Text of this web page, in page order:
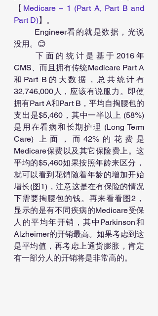
【 Medicare – 1 (Part A, Part B and
Part D)】。
没用。😊
	下面的统计是基于2016年
CMS、而且拥有传统Medicare Part A
和Part B的大数据，总共统计有
32,746,000人，应该有说服力。即使
拥有Part A和Part B，平均自掏腰包的
支出是$5,460，其中一半以上 (58%)
是用在看病和长期护理 (Long Term
Care) 上面，而42%的花费是
Medicare保费以及其它保险费上。这
平均的$5,460如果按照年龄来区分，
就可以看到花销随着年龄的增加开始
增长(图1)，注意这是在有保险的情况
下需要掏腰包的钱。再来看看图2，
显示的是有不同疾病的Medicare受保
人的平均年开销，其中Parkinson和
Alzheimer的开销最高。如果考虑到这
是平均值，再考虑上通货膨胀，肯定
有一部分人的开销将是非常高的。